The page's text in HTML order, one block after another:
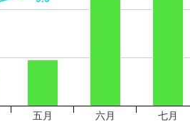
五月 六月 七月